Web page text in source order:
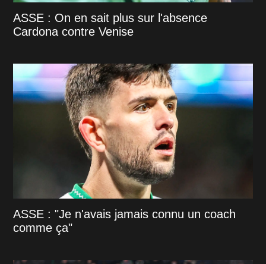
ASSE : On en sait plus sur l'absence
Cardona contre Venise
ASSE : "Je n'avais jamais connu un coach
comme ça"